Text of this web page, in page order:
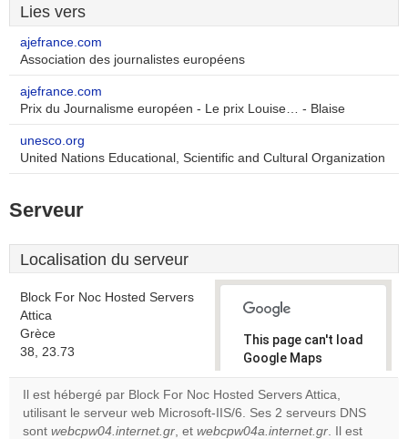
Lies vers
ajefrance.com
Association des journalistes européens
ajefrance.com
Prix du Journalisme européen - Le prix Louise… - Blaise
unesco.org
United Nations Educational, Scientific and Cultural Organization
Serveur
Localisation du serveur
Block For Noc Hosted Servers
Attica
Grèce
38, 23.73
This page can't load
Google Maps
correctly.
Do you
own this
OK
Il est hébergé par Block For Noc Hosted Servers Attica,
utilisant le serveur web Microsoft-IIS/6. Ses 2 serveurs DNS
sont webcpw04.internet.gr, et webcpw04a.internet.gr. Il est